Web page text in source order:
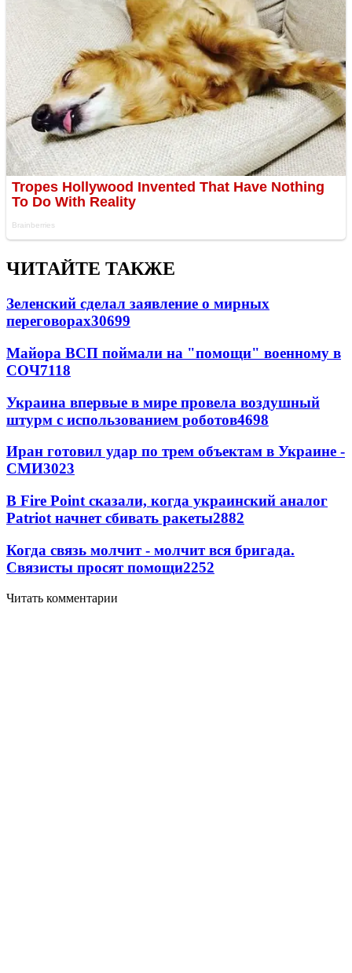
ЧИТАЙТЕ ТАКЖЕ
Зеленский сделал заявление о мирных
переговорах30699
Майора ВСП поймали на "помощи" военному в
СОЧ7118
Украина впервые в мире провела воздушный
штурм с использованием роботов4698
Иран готовил удар по трем объектам в Украине -
СМИ3023
В Fire Point сказали, когда украинский аналог
Patriot начнет сбивать ракеты2882
Когда связь молчит - молчит вся бригада.
Связисты просят помощи2252
Читать комментарии